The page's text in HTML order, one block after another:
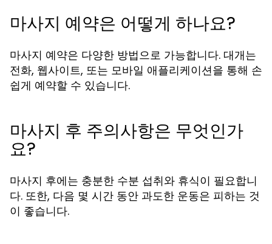
마사지 예약은 어떻게 하나요?
마사지 예약은 다양한 방법으로 가능합니다. 대개는
전화, 웹사이트, 또는 모바일 애플리케이션을 통해 손
쉽게 예약할 수 있습니다.
마사지 후 주의사항은 무엇인가
요?
마사지 후에는 충분한 수분 섭취와 휴식이 필요합니
다. 또한, 다음 몇 시간 동안 과도한 운동은 피하는 것
이 좋습니다.